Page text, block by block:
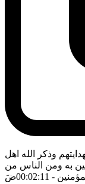
وذكر الله اهل
به ومن الناس من
- 00:02:11 ضَ